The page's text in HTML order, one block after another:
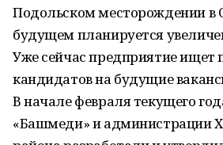
Подольском месторождении в
будущем планируется
Уже сейчас предприятие ищет
кандидатов на будущие
В начале февраля текущего
«Башмеди» и администрации